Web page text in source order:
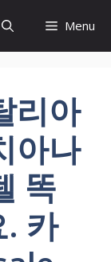
Menu
리아
아나
똑
카